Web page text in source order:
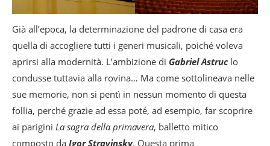
Già all’epoca, la determinazione del padrone di casa era
quella di accogliere tutti i generi musicali, poiché voleva
aprirsi alla modernità. L’ambizione di Gabriel Astruclo
condusse tuttavia alla rovina… Ma come sottolineava nelle
sue memorie, non si pentì in nessun momento di questa
follia, perché grazie ad essa poté, ad esempio, far scoprire
ai parigini La sagra della primavera, balletto mitico
composto da Igor Stravinsky. Questa prima